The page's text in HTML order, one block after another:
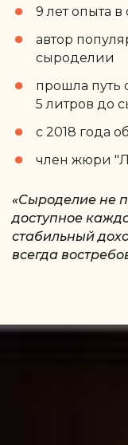
9 лет опыта
автор
сыроделии
прошла путь
5 литров до
с 2018 года
член жюри
«Сыроделие не
доступное
стабильный
всегда
Ссылка на это